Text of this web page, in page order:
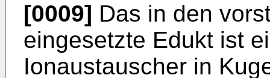
[0009] Das in den
eingesetzte Edukt ist
Ionaustauscher in